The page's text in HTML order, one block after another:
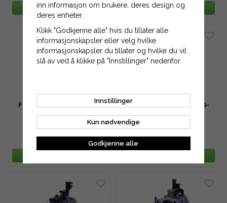
LEGG TIL HANDLEKURV LEGG TIL HANDLEKURV
Forgasser Honda 16100-
324 kr
Forgasser Honda 16100-
324 kr
LEGG TIL HANDLEKURV
inn informasjon om brukere, deres design og
deres enheter.
Klikk "Godkjenne alle" hvis du tillater alle
informasjonskapsler eller velg hvilke
informasjonskapsler du tillater og hvilke du vil
slå av ved å klikke på "Innstillinger" nedenfor.
Innstillinger
Kun nødvendige
Godkjenne alle